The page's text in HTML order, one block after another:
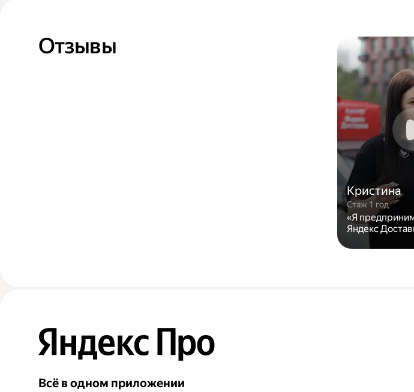
Отзывы
Кристина
Стаж 1 год
«Я
Яндекс
Всё в одном приложении